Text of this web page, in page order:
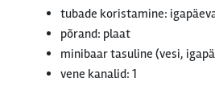
tubade koristamine:
põrand: plaat
minibaar tasuline (vesi,
vene kanalid: 1